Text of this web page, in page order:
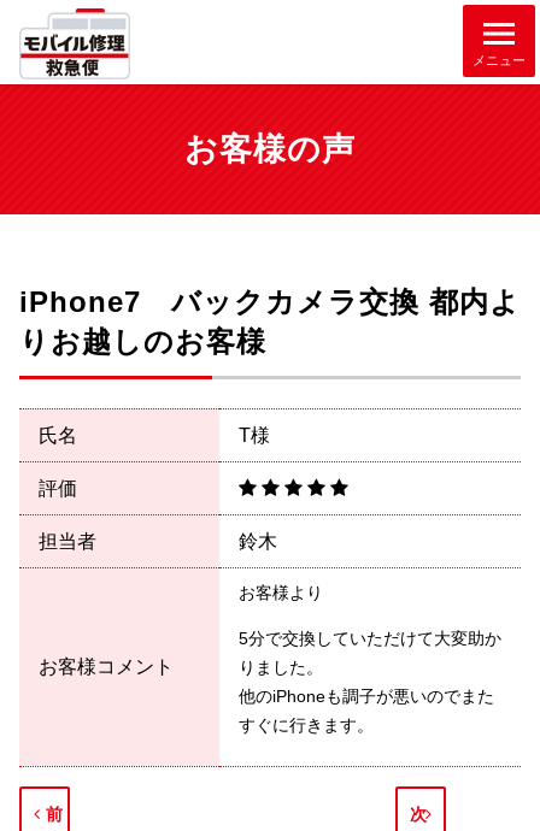
メニュー
お客様の声
iPhone7 バックカメラ交換 都内よ
りお越しのお客様
氏名 T様
評価
担当者 鈴木
お客様コメント
お客様より
5分で交換していただけて大変助か
りました。
他のiPhoneも調子が悪いのでまた
すぐに行きます。
前
次